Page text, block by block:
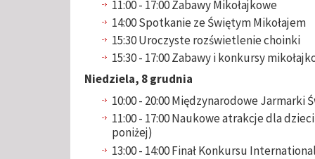
11:00 - 17:00 Zabawy Mikołajkowe
14:00 Spotkanie ze Świętym Mikołajem
15:30 Uroczyste rozświetlenie choinki
15:30 - 17:00 Zabawy i konkursy
Niedziela, 8 grudnia
10:00 - 20:00 Międzynarodowe Jarmarki
11:00 - 17:00 Naukowe atrakcje dla
poniżej)
13:00 - 14:00 Finał Konkursu